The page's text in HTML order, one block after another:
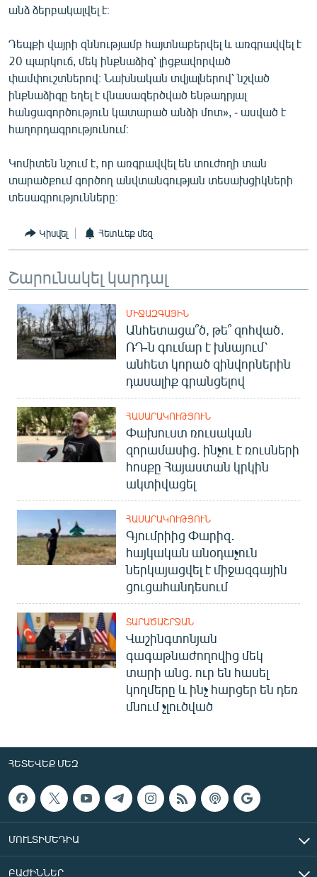
անձ ձերբակալվել է։
Դեպքի վայրի զննությամբ հայտնաբերվել և առգրավվել է
20 պարկուճ, մեկ ինքնաձիգ՝ լիցքավորված
փամփուշտներով։ Նախնական տվյալներով՝ նշված
ինքնաձիգը եղել է վնասազերծված ենթադրյալ
հանցագործություն կատարած անձի մոտ», - ասված է
հաղորդագրությունում։
Կոմիտեն նշում է, որ առգրավվել են տուժողի տան
տարածքում գործող անվտանգության տեսախցիկների
տեսագրությունները։
Կիսվել Հետևեք մեզ
Շարունակել կարդալ
ՄԻՋԱԶԳԱՅԻՆ
Անհետացա՞ծ, թե՞ զոհված․
ՌԴ-ն գումար է խնայում՝
անհետ կորած զինվորներին
դասալիք գրանցելով
ՀԱՍԱՐԱԿՈՒԹՅՈՒՆ
Փախուստ ռուսական
զորամասից. ինչու է ռուսների
հոսքը Հայաստան կրկին
ակտիվացել
ՀԱՍԱՐԱԿՈՒԹՅՈՒՆ
Գյումրիից Փարիզ․
հայկական անօդաչուն
ներկայացվել է միջազգային
ցուցահանդեսում
ՏԱՐԱԾԱՇՐՋԱՆ
Վաշինգտոնյան
գագաթնաժողովից մեկ
տարի անց. ուր են հասել
կողմերը և ինչ հարցեր են դեռ
մնում չլուծված
ՀԵՏԵՎԵՔ ՄԵԶ
ՄՈՒԼՏԻՄԵԴԻԱ
ԲԱԺԻՆՆԵՐ